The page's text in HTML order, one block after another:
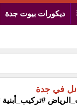
ديكورات بيوت جدة
في جدة